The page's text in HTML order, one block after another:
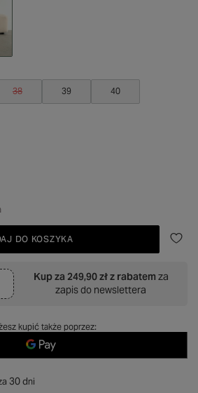
38 39 40
DO KOSZYKA
Kup za 249,90 złz rabatem za
zapis do newslettera
kupić także poprzez:
30 dni